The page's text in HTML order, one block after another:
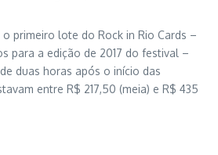
o primeiro lote do Rock in Rio Cards –
para a edição de 2017 do festival –
duas horas após o início das
entre R$ 217,50 (meia) e R$ 435